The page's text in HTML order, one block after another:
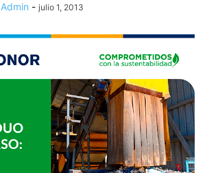
Admin - julio 1, 2013